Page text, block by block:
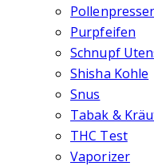
Purpfeifen
Schnupf
Shisha Kohle
Snus
Tabak &
THC Test
Vaporizer